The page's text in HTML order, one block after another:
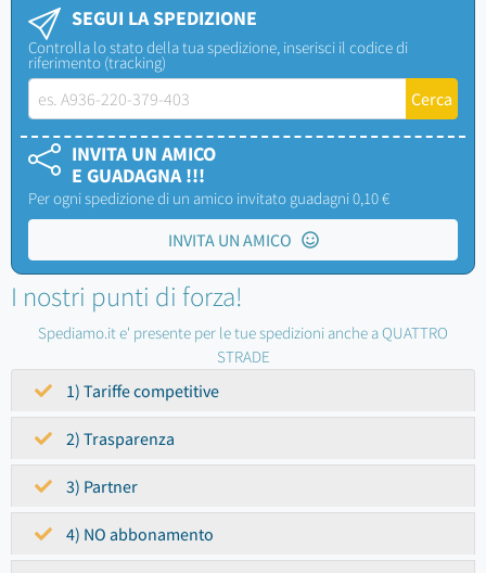
SEGUI LA SPEDIZIONE
Controlla lo stato della tua spedizione, inserisci il codice di
riferimento (tracking)
INVITA UN AMICO
E GUADAGNA !!!
Per ogni spedizione di un amico invitato guadagni 0,10 €
INVITA UN AMICO
I nostri punti di forza!
Spediamo.it e' presente per le tue spedizioni anche a QUATTRO
STRADE
1) Tariffe competitive
2) Trasparenza
3) Partner
4) NO abbonamento